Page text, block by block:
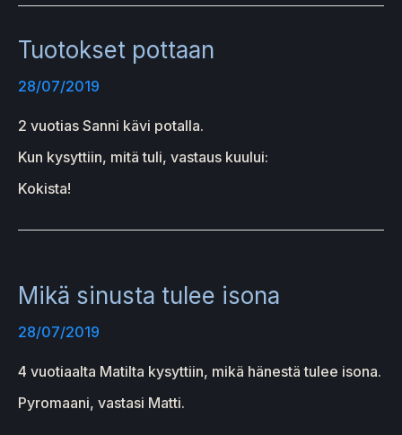
Tuotokset pottaan
28/07/2019
2 vuotias Sanni kävi potalla.
Kun kysyttiin, mitä tuli, vastaus kuului:
Kokista!
Mikä sinusta tulee isona
28/07/2019
4 vuotiaalta Matilta kysyttiin, mikä hänestä tulee isona.
Pyromaani, vastasi Matti.